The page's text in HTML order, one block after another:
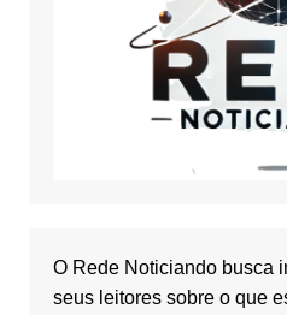
O Rede Noticiando busca
seus leitores sobre o que